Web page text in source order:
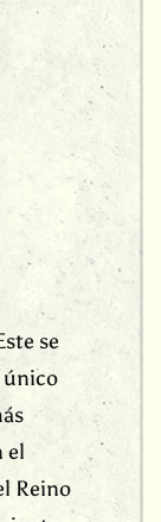
se
único
el
Reino